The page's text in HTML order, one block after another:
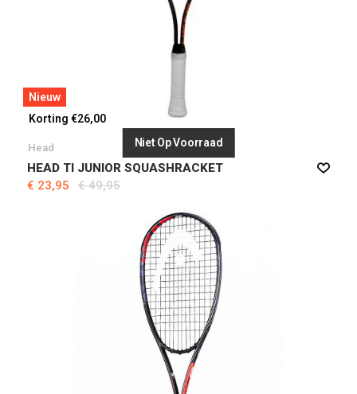
Niet Op Voorraad
Nieuw
Korting €26,00
Head
HEAD TI JUNIOR SQUASHRACKET
€ 23,95
€ 49,95